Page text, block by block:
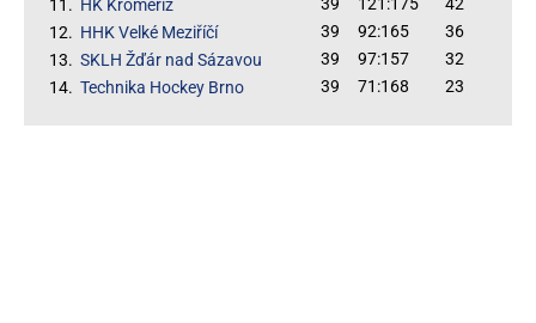
11. HK Kroměříž
12. HHK Velké Meziříčí 39 92:165
36
13. SKLH Žďár nad Sázavou 39 97:157
32
14. Technika Hockey Brno 39 71:168 23